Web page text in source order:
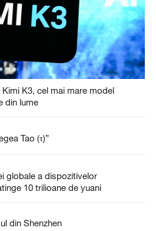
K3, cel mai mare model
din lume
Tao (τ)”
globale a dispozitivelor
10 trilioane de yuani
din Shenzhen